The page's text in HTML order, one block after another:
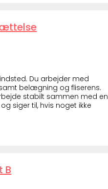
Du arbejder med
belægning og fliserens.
stabilt sammen med en
siger til, hvis noget ikke
B